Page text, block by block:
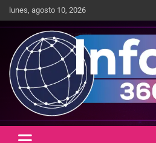
lunes, agosto 10, 2026
infored360.mx
Un giro en la información